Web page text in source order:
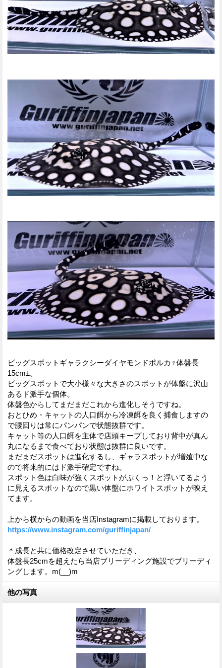
ビッグスポットギャラクシーダイヤモンドポルカ♀体盤長
15cm±。
ビッグスポットで大小様々な大きさのスポットが体盤に沢山
あるド派手な個体。
体盤色からしてまだまだこれから進化しそうですね。
おとひめ・キャットの人口餌から冷凍餌を良く捕食しますの
で腰回りは常にパンパンで状態抜群です。
キャット等の人口餌を主体で店頭キープしており背中が真ん
丸になるまで食べており状態は抜群に良いです。
まだまだスポットは進化するし、ギャラスポットが増殖中な
ので将来的にはド派手確定ですね。
スポット色は白味が強くスポットがぷくっ！と浮いてるよう
に見えるスポットなので黒い体盤にホワイトスポットが映え
てます。
上から横からの動画を当店Instagramに掲載しております。
https://www.instagram.com/guriffinjapan/
＊成長と共に価格改定させていただき、
体盤長25cmを超えたら当店ブリーディング施設でブリーディ
ングします。m(__)m
他の写真